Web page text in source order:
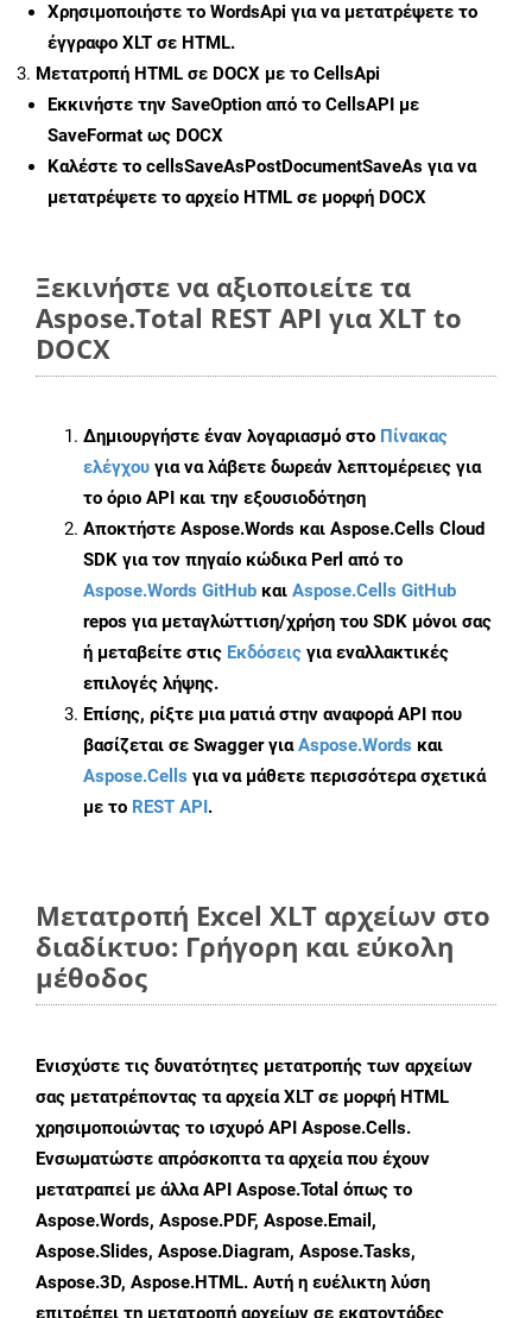
Χρησιμοποιήστε το WordsApi για να μετατρέψετε το
έγγραφο XLT σε HTML.
Μετατροπή HTML σε DOCX με το CellsApi
Εκκινήστε την SaveOption από το CellsAPI με
SaveFormat ως DOCX
Καλέστε το cellsSaveAsPostDocumentSaveAs για να
μετατρέψετε το αρχείο HTML σε μορφή DOCX
Ξεκινήστε να αξιοποιείτε τα
Aspose.Total REST API για XLT to
DOCX
Δημιουργήστε έναν λογαριασμό στο Πίνακας
ελέγχου για να λάβετε δωρεάν λεπτομέρειες για
το όριο API και την εξουσιοδότηση
Αποκτήστε Aspose.Words και Aspose.Cells Cloud
SDK για τον πηγαίο κώδικα Perl από το
Aspose.Words GitHub και Aspose.Cells GitHub
repos για μεταγλώττιση/χρήση του SDK μόνοι σας
ή μεταβείτε στις Εκδόσεις για εναλλακτικές
επιλογές λήψης.
Επίσης, ρίξτε μια ματιά στην αναφορά API που
βασίζεται σε Swagger γιαAspose.Words και
Aspose.Cells για να μάθετε περισσότερα σχετικά
με το REST API.
Μετατροπή Excel XLT αρχείων στο
διαδίκτυο: Γρήγορη και εύκολη
μέθοδος
Ενισχύστε τις δυνατότητες μετατροπής των αρχείων
σας μετατρέποντας τα αρχεία XLT σε μορφή HTML
χρησιμοποιώντας το ισχυρό API Aspose.Cells.
Ενσωματώστε απρόσκοπτα τα αρχεία που έχουν
μετατραπεί με άλλα API Aspose.Total όπως το
Aspose.Words, Aspose.PDF, Aspose.Email,
Aspose.Slides, Aspose.Diagram, Aspose.Tasks,
Aspose.3D, Aspose.HTML. Αυτή η ευέλικτη λύση
επιτρέπει τη μετατροπή αρχείων σε εκατοντάδες